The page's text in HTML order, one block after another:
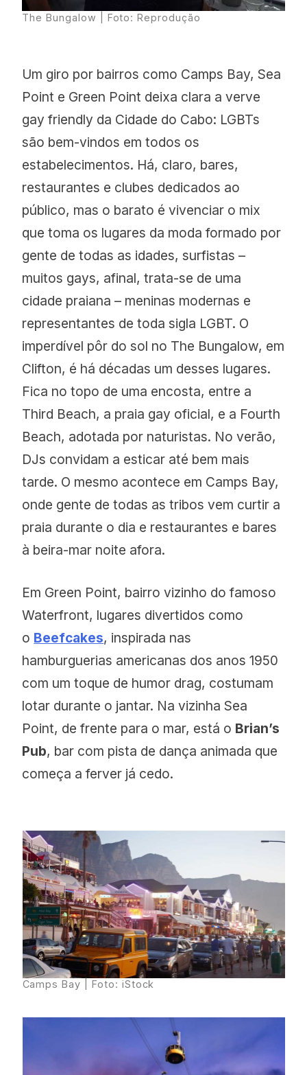
The Bungalow | Foto: Reprodução
Um giro por bairros como Camps Bay, Sea
Point e Green Point deixa clara a verve
gay friendly da Cidade do Cabo: LGBTs
são bem-vindos em todos os
estabelecimentos. Há, claro, bares,
restaurantes e clubes dedicados ao
público, mas o barato é vivenciar o mix
que toma os lugares da moda formado por
gente de todas as idades, surfistas –
muitos gays, afinal, trata-se de uma
cidade praiana – meninas modernas e
representantes de toda sigla LGBT. O
imperdível pôr do sol no The Bungalow, em
Clifton, é há décadas um desses lugares.
Fica no topo de uma encosta, entre a
Third Beach, a praia gay oficial, e a Fourth
Beach, adotada por naturistas. No verão,
DJs convidam a esticar até bem mais
tarde. O mesmo acontece em Camps Bay,
onde gente de todas as tribos vem curtir a
praia durante o dia e restaurantes e bares
à beira-mar noite afora.
Em Green Point, bairro vizinho do famoso
Waterfront, lugares divertidos como
o Beefcakes, inspirada nas
hamburguerias americanas dos anos 1950
com um toque de humor drag, costumam
lotar durante o jantar. Na vizinha Sea
Point, de frente para o mar, está o Brian’s
Pub, bar com pista de dança animada que
começa a ferver já cedo.
Camps Bay | Foto: iStock